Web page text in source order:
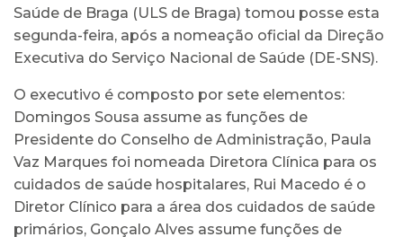
Saúde de Braga (ULS de Braga) tomou posse esta
segunda-feira, após a nomeação oficial da Direção
Executiva do Serviço Nacional de Saúde (DE-SNS).
O executivo é composto por sete elementos:
Domingos Sousa assume as funções de
Presidente do Conselho de Administração, Paula
Vaz Marques foi nomeada Diretora Clínica para os
cuidados de saúde hospitalares, Rui Macedo é o
Diretor Clínico para a área dos cuidados de saúde
primários, Gonçalo Alves assume funções de